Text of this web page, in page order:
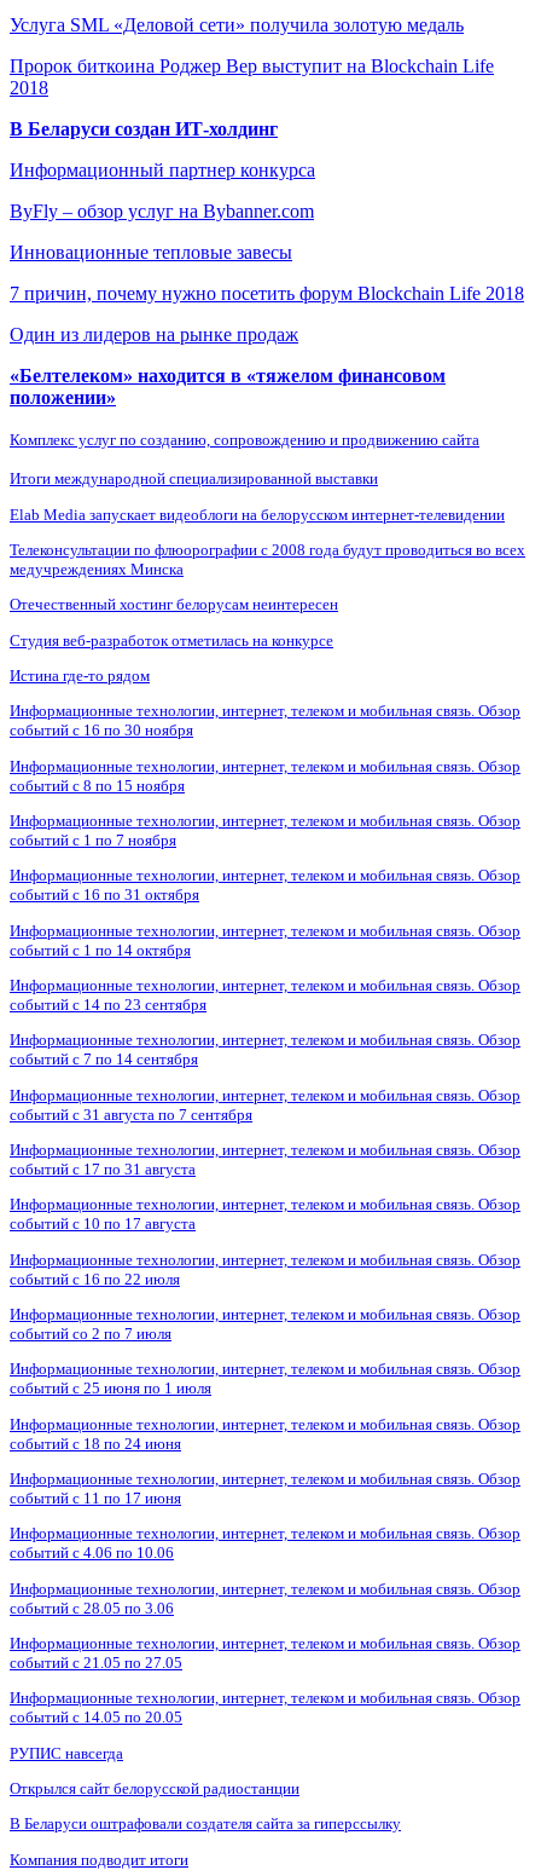
Услуга SML «Деловой сети» получила золотую медаль
Пророк биткоина Роджер Вер выступит на Blockchain Life
2018
В Беларуси создан ИТ-холдинг
Информационный партнер конкурса
ByFly – обзор услуг на Bybanner.com
Инновационные тепловые завесы
7 причин, почему нужно посетить форум Blockchain Life 2018
Один из лидеров на рынке продаж
«Белтелеком» находится в «тяжелом финансовом
положении»
Комплекс услуг по созданию, сопровождению и продвижению сайта
Итоги международной специализированной выставки
Elab Media запускает видеоблоги на белорусском интернет-телевидении
Телеконсультации по флюорографии с 2008 года будут проводиться во всех
медучреждениях Минска
Отечественный хостинг белорусам неинтересен
Студия веб-разработок отметилась на конкурсе
Истина где-то рядом
Информационные технологии, интернет, телеком и мобильная связь. Обзор
событий с 16 по 30 ноября
Информационные технологии, интернет, телеком и мобильная связь. Обзор
событий с 8 по 15 ноября
Информационные технологии, интернет, телеком и мобильная связь. Обзор
событий с 1 по 7 ноября
Информационные технологии, интернет, телеком и мобильная связь. Обзор
событий с 16 по 31 октября
Информационные технологии, интернет, телеком и мобильная связь. Обзор
событий с 1 по 14 октября
Информационные технологии, интернет, телеком и мобильная связь. Обзор
событий с 14 по 23 сентября
Информационные технологии, интернет, телеком и мобильная связь. Обзор
событий с 7 по 14 сентября
Информационные технологии, интернет, телеком и мобильная связь. Обзор
событий с 31 августа по 7 сентября
Информационные технологии, интернет, телеком и мобильная связь. Обзор
событий с 17 по 31 августа
Информационные технологии, интернет, телеком и мобильная связь. Обзор
событий с 10 по 17 августа
Информационные технологии, интернет, телеком и мобильная связь. Обзор
событий с 16 по 22 июля
Информационные технологии, интернет, телеком и мобильная связь. Обзор
событий со 2 по 7 июля
Информационные технологии, интернет, телеком и мобильная связь. Обзор
событий с 25 июня по 1 июля
Информационные технологии, интернет, телеком и мобильная связь. Обзор
событий с 18 по 24 июня
Информационные технологии, интернет, телеком и мобильная связь. Обзор
событий с 11 по 17 июня
Информационные технологии, интернет, телеком и мобильная связь. Обзор
событий с 4.06 по 10.06
Информационные технологии, интернет, телеком и мобильная связь. Обзор
событий с 28.05 по 3.06
Информационные технологии, интернет, телеком и мобильная связь. Обзор
событий с 21.05 по 27.05
Информационные технологии, интернет, телеком и мобильная связь. Обзор
событий с 14.05 по 20.05
РУПИС навсегда
Открылся сайт белорусской радиостанции
В Беларуси оштрафовали создателя сайта за гиперссылку
Компания подводит итоги